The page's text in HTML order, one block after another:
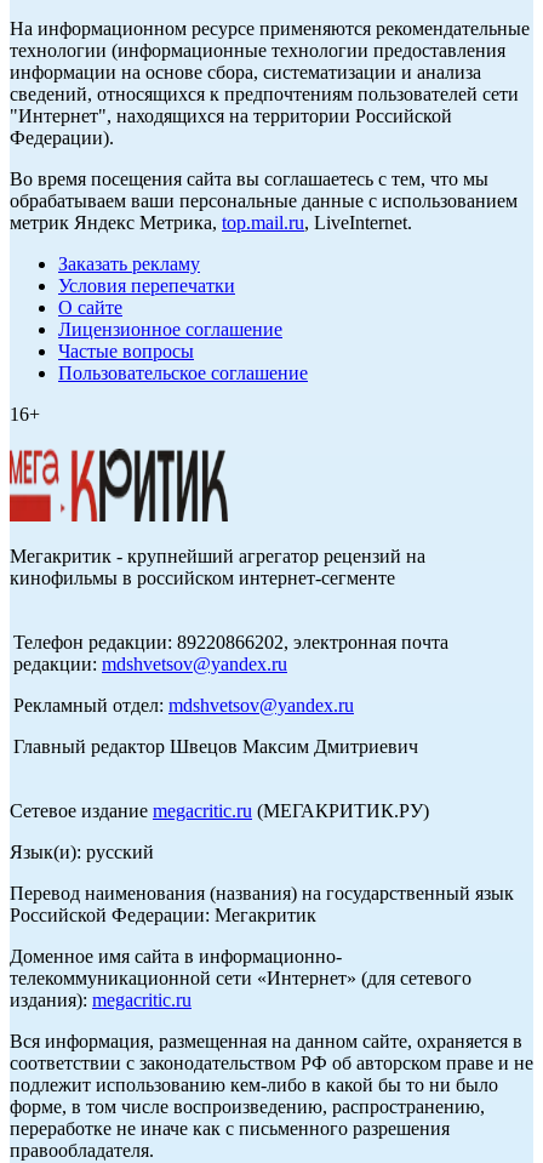
На информационном ресурсе применяются рекомендательные
технологии (информационные технологии предоставления
информации на основе сбора, систематизации и анализа
сведений, относящихся к предпочтениям пользователей сети
"Интернет", находящихся на территории Российской
Федерации).
Во время посещения сайта вы соглашаетесь с тем, что мы
обрабатываем ваши персональные данные с использованием
метрик Яндекс Метрика, top.mail.ru, LiveInternet.
Заказать рекламу
Условия перепечатки
О сайте
Лицензионное соглашение
Частые вопросы
Пользовательское соглашение
16+
Мегакритик - крупнейший агрегатор рецензий на
кинофильмы в российском интернет-сегменте
Телефон редакции: 89220866202, электронная почта
редакции: mdshvetsov@yandex.ru
Рекламный отдел: mdshvetsov@yandex.ru
Главный редактор Швецов Максим Дмитриевич
Сетевое издание megacritic.ru (МЕГАКРИТИК.РУ)
Язык(и): русский
Перевод наименования (названия) на государственный язык
Российской Федерации: Мегакритик
Доменное имя сайта в информационно-
телекоммуникационной сети «Интернет» (для сетевого
издания): megacritic.ru
Вся информация, размещенная на данном сайте, охраняется в
соответствии с законодательством РФ об авторском праве и не
подлежит использованию кем-либо в какой бы то ни было
форме, в том числе воспроизведению, распространению,
переработке не иначе как с письменного разрешения
правообладателя.